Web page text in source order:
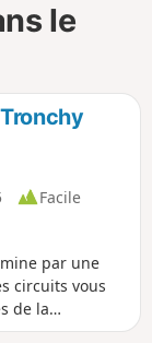
le
Facile
par une
circuits vous
de la